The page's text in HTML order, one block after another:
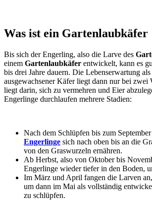
Was ist ein Gartenlaubkäfer
Bis sich der Engerling, also die Larve des
einem Gartenlaubkäfer entwickelt, kann es
bis drei Jahre dauern. Die Lebenserwartung
ausgewachsener Käfer liegt dann nur bei
liegt darin, sich zu vermehren und Eier
Engerlinge durchlaufen mehrere Stadien:
Nach dem Schlüpfen bis zum
Engerlinge sich nach oben bis an die
von den Graswurzeln ernähren.
Ab Herbst, also von Oktober bis
Engerlinge wieder tiefer in den Boden,
Im März und April fangen die Larven
um dann im Mai als vollständig
zu schlüpfen.